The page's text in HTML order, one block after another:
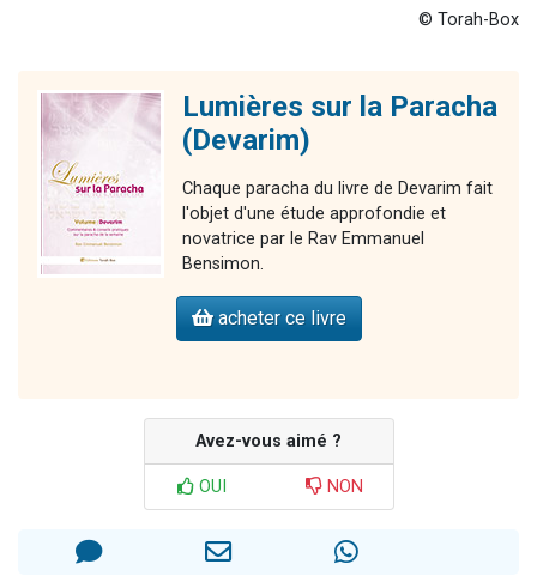
© Torah-Box
Lumières sur la Paracha
(Devarim)
Chaque paracha du livre de Devarim fait
l'objet d'une étude approfondie et
novatrice par le Rav Emmanuel
Bensimon.
acheter ce livre
Avez-vous aimé ?
OUI NON